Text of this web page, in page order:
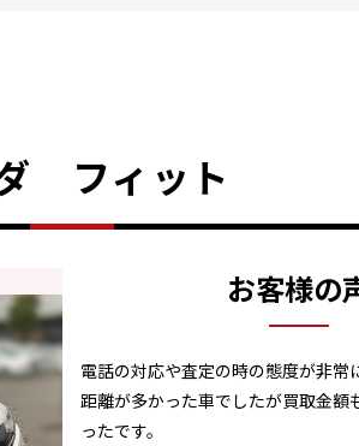
フィット
お客様の
電話の対応や査定の時の態度が非常
距離が多かった車でしたが買取金額
ったです。